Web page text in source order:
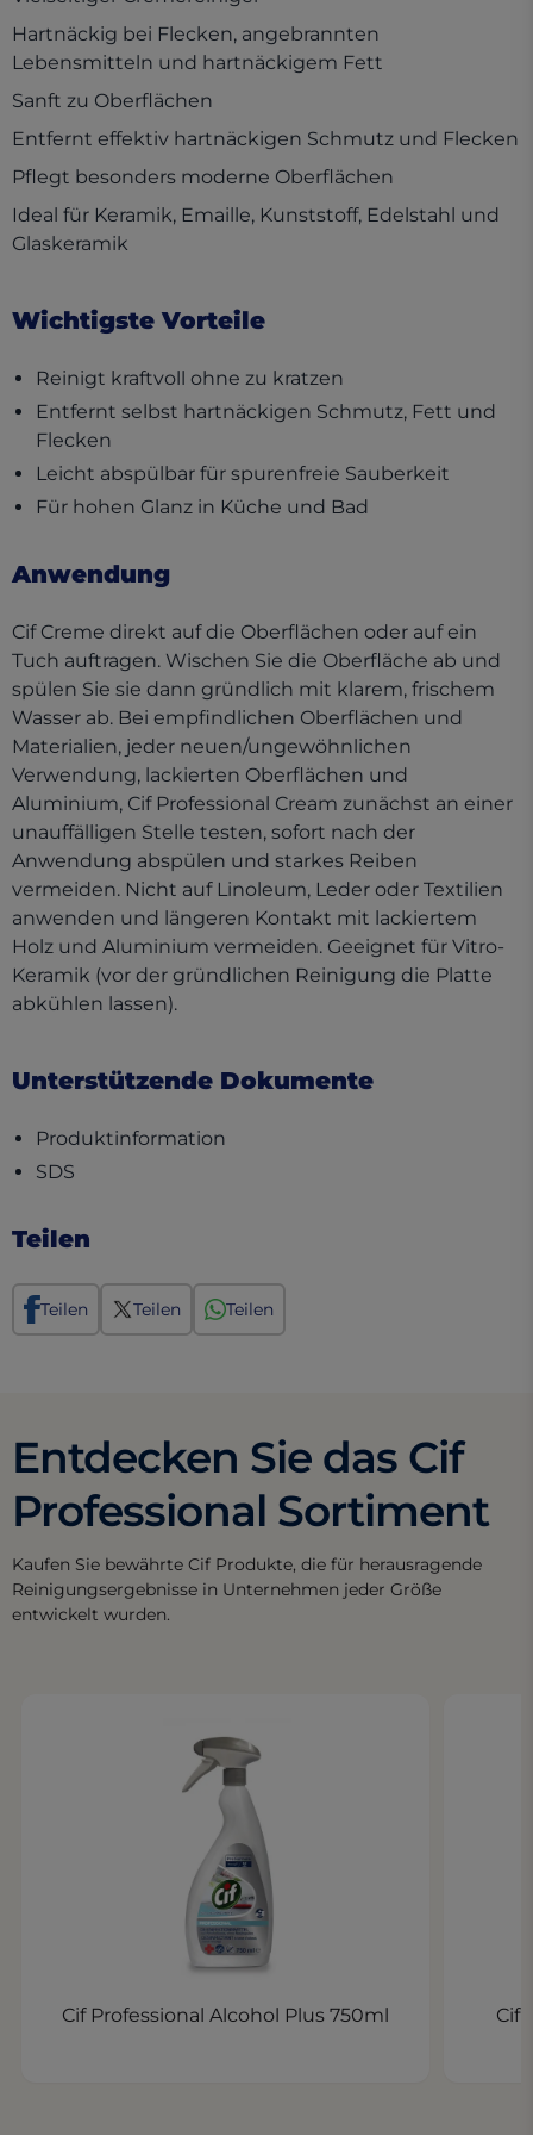
Hartnäckig bei Flecken, angebrannten
Lebensmitteln und hartnäckigem Fett
Sanft zu Oberflächen
Entfernt effektiv hartnäckigen Schmutz und Flecken
Pflegt besonders moderne Oberflächen
Ideal für Keramik, Emaille, Kunststoff, Edelstahl und
Glaskeramik
Wichtigste Vorteile
Reinigt kraftvoll ohne zu kratzen
Entfernt selbst hartnäckigen Schmutz, Fett und
Flecken
Leicht abspülbar für spurenfreie Sauberkeit
Für hohen Glanz in Küche und Bad
Anwendung
Cif Creme direkt auf die Oberflächen oder auf ein
Tuch auftragen. Wischen Sie die Oberfläche ab und
spülen Sie sie dann gründlich mit klarem, frischem
Wasser ab. Bei empfindlichen Oberflächen und
Materialien, jeder neuen/ungewöhnlichen
Verwendung, lackierten Oberflächen und
Aluminium, Cif Professional Cream zunächst an einer
unauffälligen Stelle testen, sofort nach der
Anwendung abspülen und starkes Reiben
vermeiden. Nicht auf Linoleum, Leder oder Textilien
anwenden und längeren Kontakt mit lackiertem
Holz und Aluminium vermeiden. Geeignet für Vitro-
Keramik (vor der gründlichen Reinigung die Platte
abkühlen lassen).
Unterstützende Dokumente
Produktinformation
SDS
Teilen
Teilen Teilen Teilen
Entdecken Sie das Cif
Professional Sortiment
Kaufen Sie bewährte Cif Produkte, die für herausragende
Reinigungsergebnisse in Unternehmen jeder Größe
entwickelt wurden.
Cif Professional Alcohol Plus 750ml Cif